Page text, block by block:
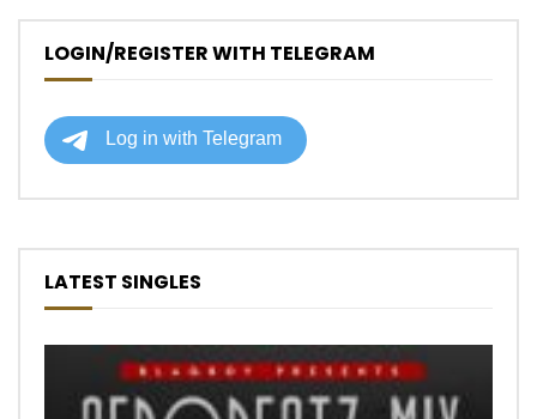
LOGIN/REGISTER WITH TELEGRAM
LATEST SINGLES